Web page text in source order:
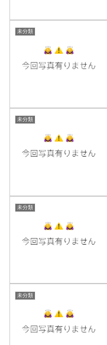
未分類
未分類
未分類
未分類